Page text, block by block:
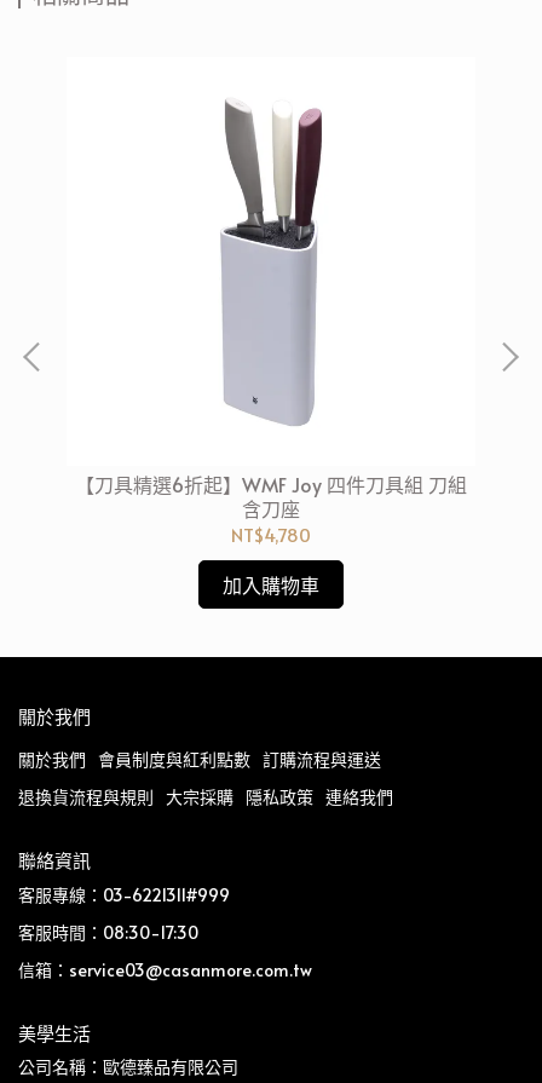
【刀具精選6折起】WMF Joy 四件刀具組 刀組
含刀座
NT$4,780
加入購物車
關於我們
關於我們 會員制度與紅利點數 訂購流程與運送
退換貨流程與規則 大宗採購 隱私政策 連絡我們
聯絡資訊
客服專線：03-6221311#999
客服時間：08:30-17:30
信箱：service03@casanmore.com.tw
美學生活
公司名稱：歐德臻品有限公司